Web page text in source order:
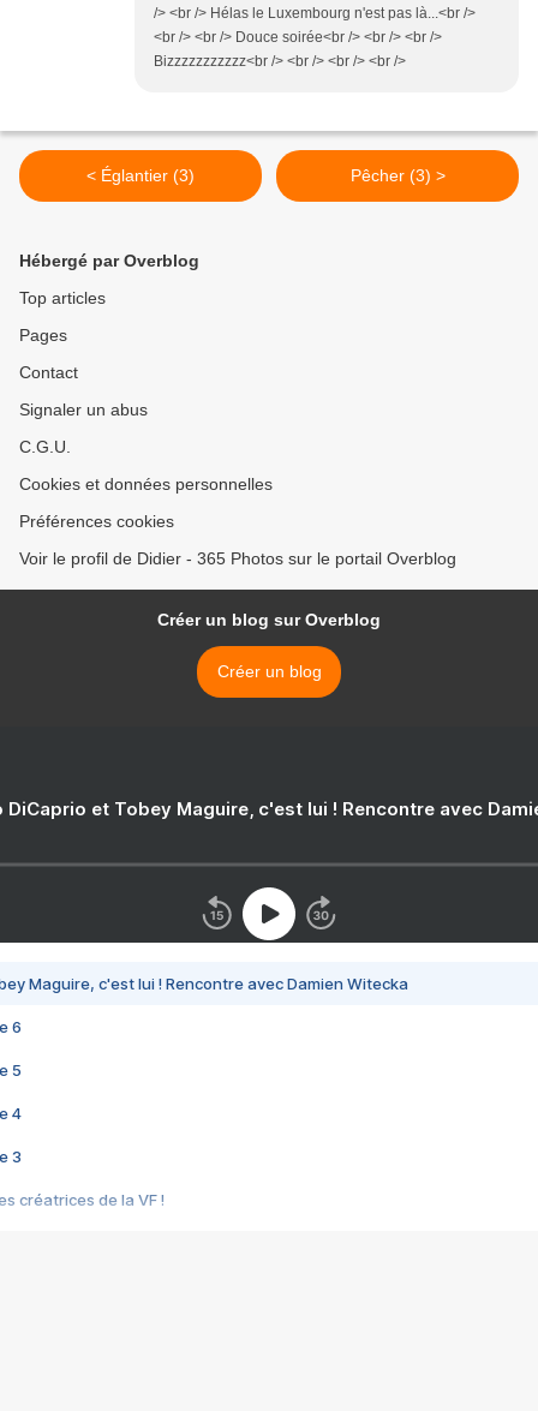
/> <br /> Hélas le Luxembourg n'est pas là...<br />
<br /> <br /> Douce soirée<br /> <br /> <br />
Bizzzzzzzzzzz<br /> <br /> <br /> <br />
< Églantier (3) Pêcher (3) >
Hébergé par Overblog
Top articles
Pages
Contact
Signaler un abus
C.G.U.
Cookies et données personnelles
Préférences cookies
Voir le profil de Didier - 365 Photos sur le portail Overblog
Créer un blog sur Overblog
Créer un blog
DiCaprio et Tobey Maguire, c'est lui ! Rencontre avec
Maguire, c'est lui ! Rencontre avec Damien Witecka
6
5
4
3
créatrices de la VF !